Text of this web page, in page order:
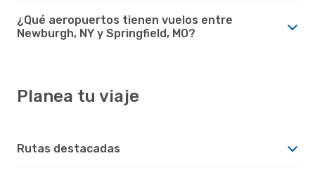
¿Qué aeropuertos tienen vuelos entre
Newburgh, NY y Springfield, MO?
Planea tu viaje
Rutas destacadas